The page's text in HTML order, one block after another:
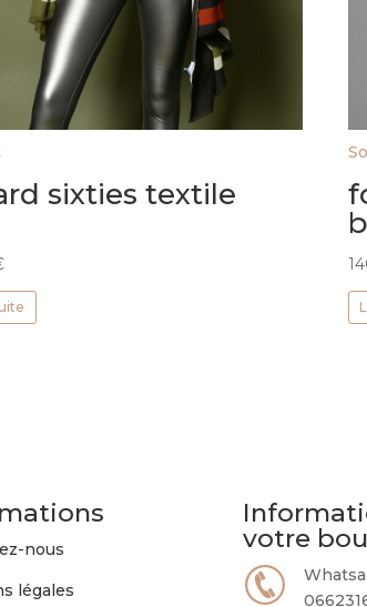
sixties textile
nous
légales
votre